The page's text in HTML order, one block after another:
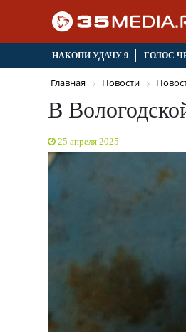
НАКОПИ УДАЧУ 9 ГОЛОС
Главная Новости
В
25 апреля 2025